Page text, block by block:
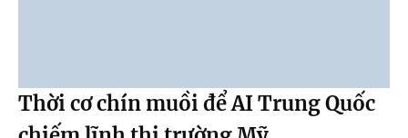
Thời cơ chín muồi để AI Trung Quốc